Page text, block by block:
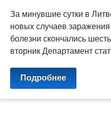
За минувшие сутки в
новых случаев
болезни скончались
вторник Департамент
Подробнее